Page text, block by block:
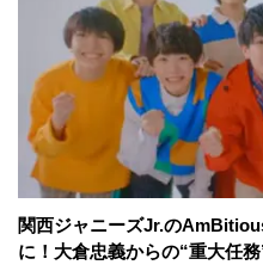
関西ジャニーズJr.の
に！大倉忠義からの“重大任